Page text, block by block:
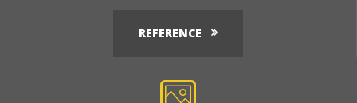
REFERENCE